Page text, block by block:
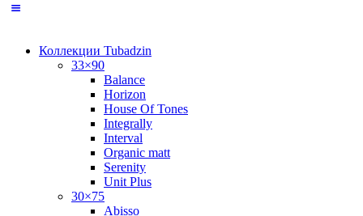
Коллекции Tubadzin
33×90
Balance
Horizon
House Of Tones
Integrally
Interval
Organic matt
Serenity
Unit Plus
30×75
Abisso